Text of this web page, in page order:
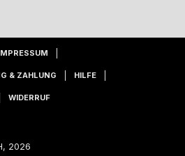
& ZAHLUNG HILFE
WIDERRUF
2026